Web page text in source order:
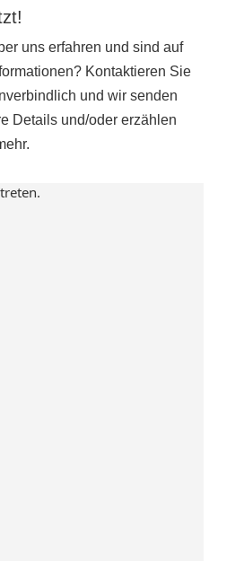
uns erfahren und sind auf
Kontaktieren Sie
und wir senden
Details und/oder erzählen